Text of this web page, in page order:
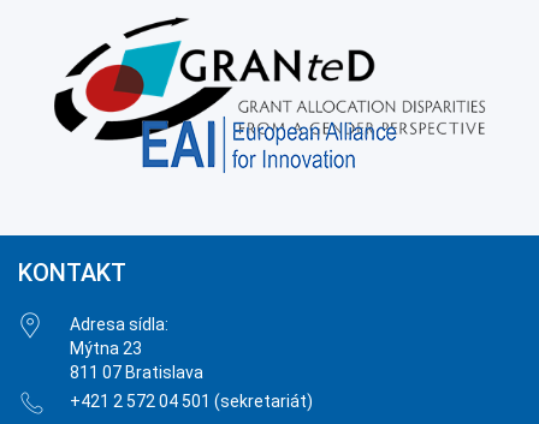
KONTAKT
Adresa sídla:
Mýtna 23
811 07 Bratislava
+421 2 572 04 501 (sekretariát)